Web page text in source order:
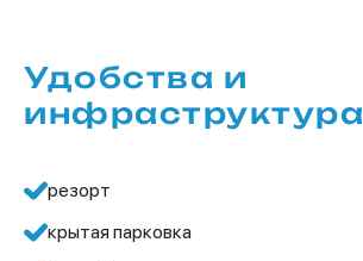
Удобства и
инфраструктура
резорт
крытая парковка